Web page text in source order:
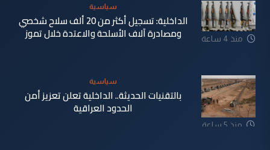
منذ 4 ساعة
سياسية
الداخلية: تسجيل أكثر من 20 ألف سلاح شخصي
ومصادرة آلاف الأسلحة والاعتدة خلال تموز
منذ 5 ساعة
سياسية
بالتقنيات الحديثة.. الداخلية تعلن تعزيز أمن
الحدود العراقية